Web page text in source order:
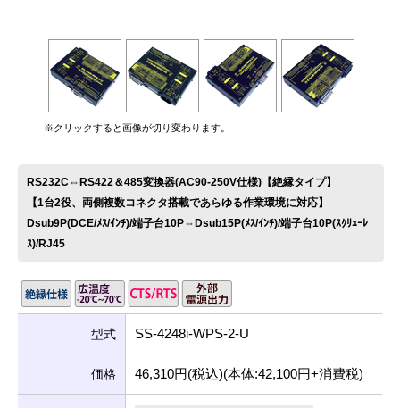
※クリックすると画像が切り変わります。
RS232C⇔RS422＆485変換器(AC90-250V仕様)【絶縁タイプ】
【1台2役、両側複数コネクタ搭載であらゆる作業環境に対応】
Dsub9P(DCE/ﾒｽ/ｲﾝﾁ)/端子台10P⇔Dsub15P(ﾒｽ/ｲﾝﾁ)/端子台10P(ｽｸﾘｭｰﾚ
ｽ)/RJ45
型式 SS-4248i-WPS-2-U
価格 46,310円(税込)(本体:42,100円+消費税)